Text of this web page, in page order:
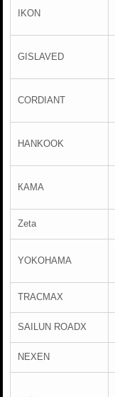
IKON
GISLAVED
CORDIANT
HANKOOK
КАМА
Zeta
YOKOHAMA
TRACMAX
SAILUN ROADX
NEXEN